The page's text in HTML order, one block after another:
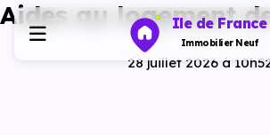
Ile de France
Immobilier Neuf
Aides au logement
28 juillet 2026 à